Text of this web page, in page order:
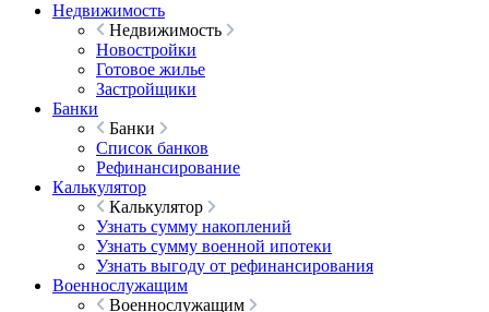
Недвижимость
Недвижимость
Новостройки
Готовое жилье
Застройщики
Банки
Банки
Список банков
Рефинансирование
Калькулятор
Калькулятор
Узнать сумму накоплений
Узнать сумму военной ипотеки
Узнать выгоду от рефинансирования
Военнослужащим
Военнослужащим